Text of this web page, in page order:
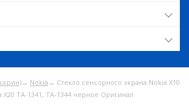
→ Nokia → Стекло сенсорного экрана Nokia X10
X20 TA-1341, TA-1344 черное Оригинал